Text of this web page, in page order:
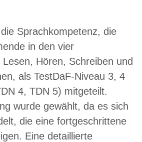
Sprachkompetenz, die
in den vier
Hören, Schreiben und
als TestDaF-Niveau 3, 4
4, TDN 5) mitgeteilt.
wurde gewählt, da es sich
die eine fortgeschrittene
Eine detaillierte